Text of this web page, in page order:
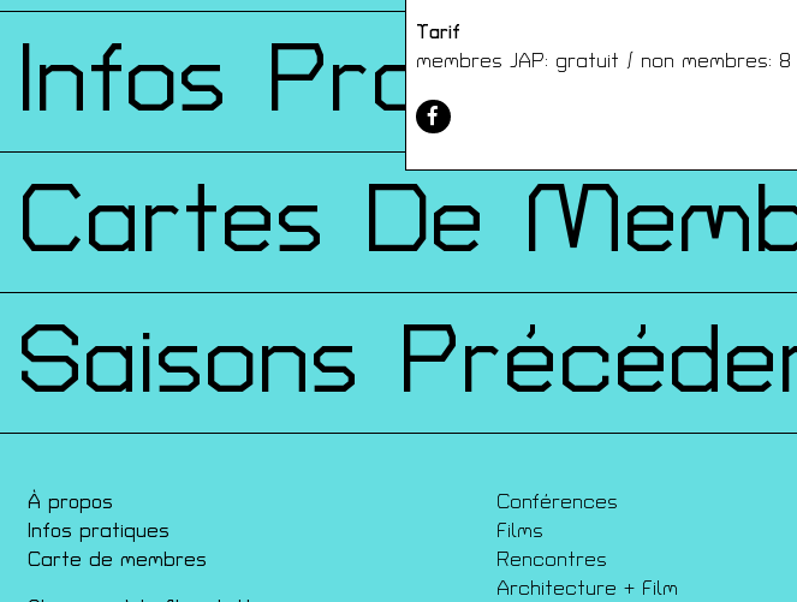
Tarif
membres JAP: gratuit / non membres:
Infos Pratiques
Cartes De
Saisons
À propos
Infos pratiques
Carte de membres
Conférences
Films
Rencontres
Architecture + Film